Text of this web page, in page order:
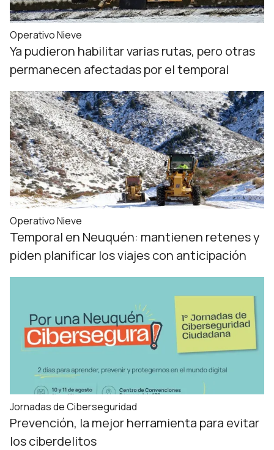
Operativo Nieve
Ya pudieron habilitar varias rutas, pero otras
permanecen afectadas por el temporal
Operativo Nieve
Temporal en Neuquén: mantienen retenes y
piden planificar los viajes con anticipación
Jornadas de Ciberseguridad
Prevención, la mejor herramienta para evitar
los ciberdelitos